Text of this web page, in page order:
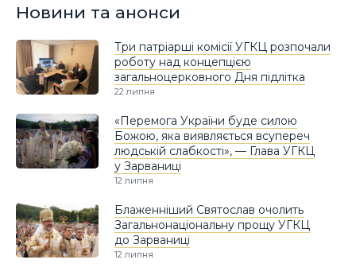
Новини та анонси
Три патріарші комісії УГКЦ розпочали
роботу над концепцією
загальноцерковного Дня підлітка
22 липня
«Перемога України буде силою
Божою, яка виявляється всупереч
людській слабкості», — Глава УГКЦ
у Зарваниці
12 липня
Блаженніший Святослав очолить
Загальнонаціональну прощу УГКЦ
до Зарваниці
12 липня